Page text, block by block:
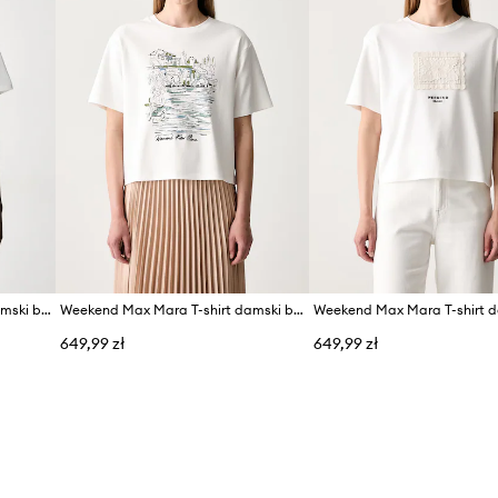
Weekend Max Mara T-shirt damski bawełniany WKDVENACO Weekend Max Mara T-shirt damski bawełniany WKDSALA
649,99 zł 649,99 zł